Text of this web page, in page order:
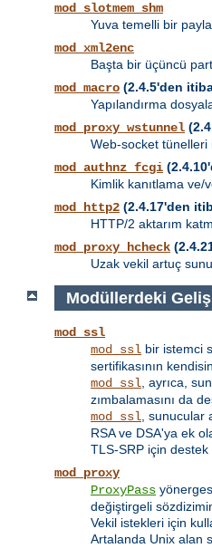
mod_slotmem_shm
Yuva temelli bir
mod_xml2enc
Başta bir üçüncü
mod_macro (2.4.5'den
Yapılandırma
mod_proxy_wstunnel
Web-socket tünelleri
mod_authnz_fcgi
Kimlik kanıtlama ve/
mod_http2 (2.4.17'den
HTTP/2 aktarım
mod_proxy_hcheck
Uzak vekil artuç
Modüllerdeki
mod_ssl
mod_ssl bir istemci
sertifikasının
mod_ssl, ayrıca,
zımbalamasını da
mod_ssl, sunucular
RSA ve DSA'ya ek
TLS-SRP için
mod_proxy
ProxyPass
değiştirgeli
Vekil istekleri için
Artalanda Unix alan